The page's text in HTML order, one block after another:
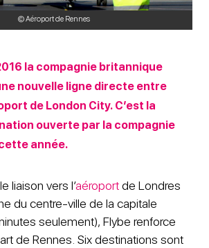
© Aéroport de Rennes
la compagnie britannique
nouvelle ligne directe entre
de London City. C’est la
ouverte par la compagnie
année.
liaison vers l’aéroportde Londres
du centre-ville de la capitale
seulement), Flybe renforce
de Rennes. Six destinations sont